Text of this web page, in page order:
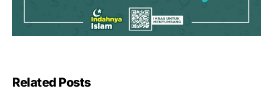
Related Posts